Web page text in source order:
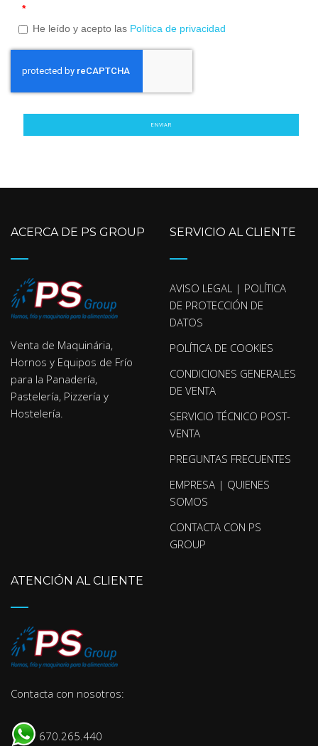
*
He leído y acepto las Política de privacidad
ENVIAR
ACERCA DE PS GROUP
Venta de Maquinária,
Hornos y Equipos de Frío
para la Panadería,
Pastelería, Pizzería y
Hostelería.
SERVICIO AL CLIENTE
AVISO LEGAL | POLÍTICA
DE PROTECCIÓN DE
DATOS
POLÍTICA DE COOKIES
CONDICIONES GENERALES
DE VENTA
SERVICIO TÉCNICO POST-
VENTA
PREGUNTAS FRECUENTES
EMPRESA | QUIENES
SOMOS
CONTACTA CON PS
GROUP
ATENCIÓN AL CLIENTE
Contacta con nosotros:
670.265.440